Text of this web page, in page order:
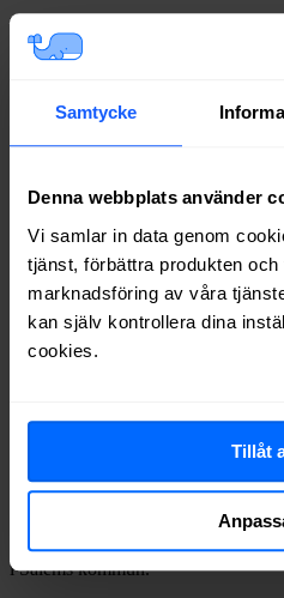
Samtycke
Denna webbplats använder
Vi samlar in data genom
tjänst, förbättra produkten
marknadsföring av våra
kan själv kontrollera dina
cookies.
Tillåt
Nätägare i Salems
AB Stokab
Telia Company AB
Nedstängning av
Det kopparbaserade telefonnätet i
vilket innebär att bredband via
tillgängligt. Följande stationer har
Bredband i postorter
Här hittar du statistik och
iSalemskommun.